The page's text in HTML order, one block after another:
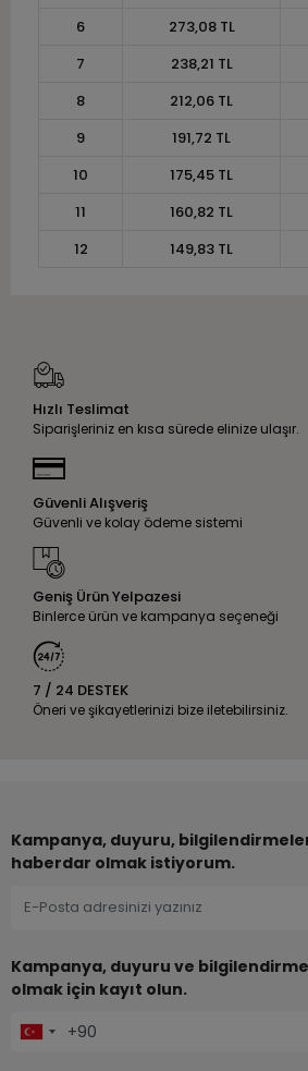
6
273,08 TL
7
238,21 TL
8
212,06 TL
9
191,72 TL
10
175,45 TL
11
160,82 TL
12
149,83 TL
Hızlı Teslimat
Siparişleriniz en kısa sürede elinize ulaşır.
Güvenli Alışveriş
Güvenli ve kolay ödeme sistemi
Geniş Ürün Yelpazesi
Binlerce ürün ve kampanya seçeneği
7 / 24 DESTEK
Öneri ve şikayetlerinizi bize iletebilirsiniz.
Kampanya, duyuru,
haberdar olmak istiyorum.
Kampanya, duyuru ve
olmak için kayıt olun.